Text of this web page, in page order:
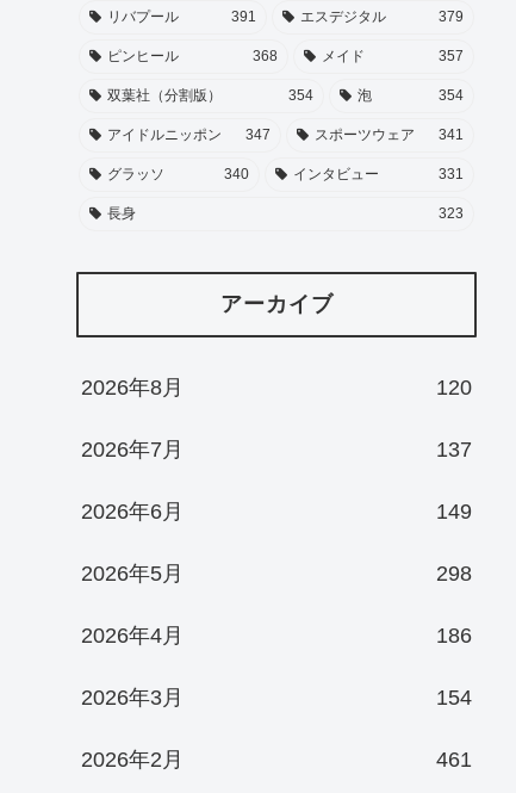
リバプール 391 エスデジタル 379
ピンヒール 368 メイド 357
双葉社（分割版） 354 泡 354
アイドルニッポン 347 スポーツウェア 341
グラッソ 340 インタビュー 331
長身 323
アーカイブ
2026年8月 120
2026年7月 137
2026年6月 149
2026年5月 298
2026年4月 186
2026年3月 154
2026年2月 461